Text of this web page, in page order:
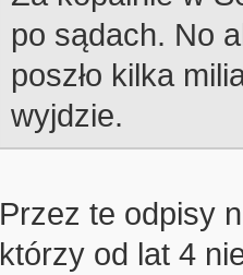
po sądach. No
poszło kilka
wyjdzie.
Przez te odpisy
którzy od lat 4